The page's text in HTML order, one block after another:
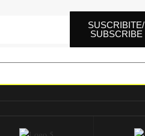
SUSCRIBITE/
SUBSCRIBE